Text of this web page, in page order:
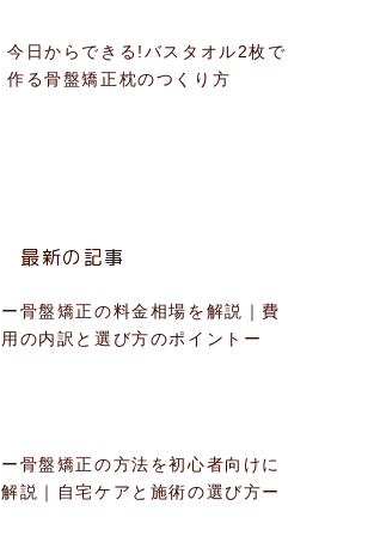
今日からできる!バスタオル2枚で
作る骨盤矯正枕のつくり方
最新の記事
ー骨盤矯正の料金相場を解説｜費
用の内訳と選び方のポイントー
ー骨盤矯正の方法を初心者向けに
解説｜自宅ケアと施術の選び方ー